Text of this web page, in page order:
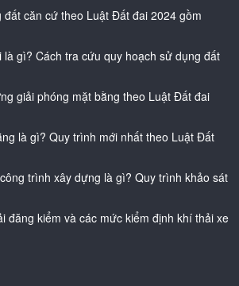
đất căn cứ theo Luật Đất đai 2024 gồm
là gì? Cách tra cứu quy hoạch sử dụng đất
giải phóng mặt bằng theo Luật Đất đai
là gì? Quy trình mới nhất theo Luật Đất
trình xây dựng là gì? Quy trình khảo sát
đăng kiểm và các mức kiểm định khí thải xe